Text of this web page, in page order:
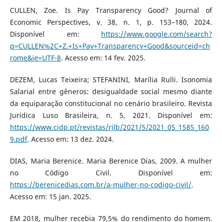
CULLEN, Zoe. Is Pay Transparency Good? Journal of
Economic Perspectives, v. 38, n. 1, p. 153–180, 2024.
Disponível em: https://www.google.com/search?
q=CULLEN%2C+Z.+Is+Pay+Transparency+Good&sourceid=ch
rome&ie=UTF-8. Acesso em: 14 fev. 2025.
DEZEM, Lucas Teixeira; STEFANINI, Marília Rulli. Isonomia
Salarial entre gêneros: desigualdade social mesmo diante
da equiparação constitucional no cenário brasileiro. Revista
Jurídica Luso Brasileira, n. 5, 2021. Disponível em:
https://www.cidp.pt/revistas/rjlb/2021/5/2021_05_1585_160
9.pdf. Acesso em: 13 dez. 2024.
DIAS, Maria Berenice. Maria Berenice Dias, 2009. A mulher
no Código Civil. Disponível em:
https://berenicedias.com.br/a-mulher-no-codigo-civil/.
Acesso em: 15 jan. 2025.
EM 2018, mulher recebia 79,5% do rendimento do homem.